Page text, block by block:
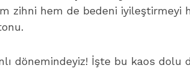
zihni hem de bedeni iyileştirmeyi
dönemindeyiz! İşte bu kaos dolu